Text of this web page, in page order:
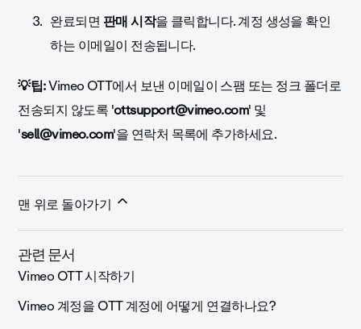
완료되면 판매 시작을 클릭합니다. 계정 생성을 확인
하는 이메일이 전송됩니다.
💡팁:Vimeo OTT에서 보낸 이메일이 스팸 또는 정크 폴더로
전송되지 않도록 'ottsupport@vimeo.com' 및
'sell@vimeo.com'을 연락처 목록에 추가하세요.
맨 위로 돌아가기
관련 문서
Vimeo OTT 시작하기
Vimeo 계정을 OTT 계정에 어떻게 연결하나요?